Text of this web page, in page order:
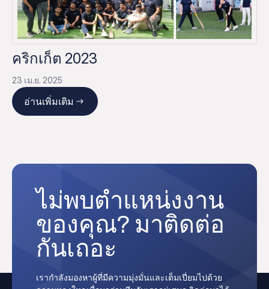
คริกเก็ต 2023
23 เม.ย. 2025
อ่านเพิ่มเติม
ไม่พบตำแหน่งงาน
ของคุณ? มาติดต่อ
กันเถอะ
เรากำลังมองหาผู้ที่มีความมุ่งมั่นและเต็มเปี่ยมไปด้วย